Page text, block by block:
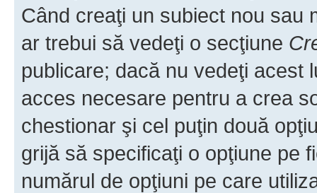
Când creaţi un subiect nou sau
ar trebui să vedeţi o secţiune
publicare; dacă nu vedeţi acest
acces necesare pentru a crea
chestionar şi cel puţin două
grijă să specificaţi o opţiune pe
numărul de opţiuni pe care